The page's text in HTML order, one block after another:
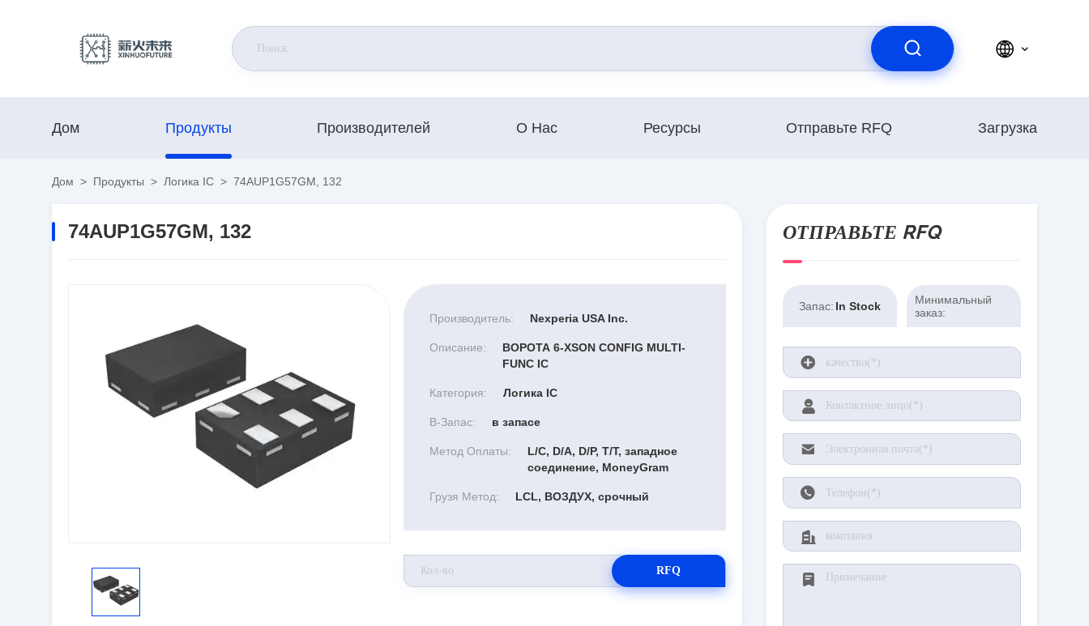
Дом Продукты Производителей О Нас Ресурсы Отправьте RFQ Загрузка
Дом > Продукты > Логика IC > 74AUP1G57GM, 132
74AUP1G57GM, 132
Производитель: Nexperia USA Inc.
Описание:
ВОРОТА 6-XSON CONFIG MULTI-
FUNC IC
Категория: Логика IC
В-Запас: в запасе
Метод Оплаты:
L/C, D/A, D/P, T/T, западное
соединение, MoneyGram
Грузя Метод: LCL, ВОЗДУХ, срочный
RFQ
ОТПРАВЬТЕ RFQ
Запас: In Stock
Минимальный
заказ: